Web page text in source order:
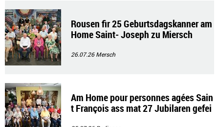
Rousen fir 25 Geburtsdagskanner am
Home Saint- Joseph zu Miersch
26.07.26Mersch
Am Home pour personnes agées Sain
t François ass mat 27 Jubilaren gefei